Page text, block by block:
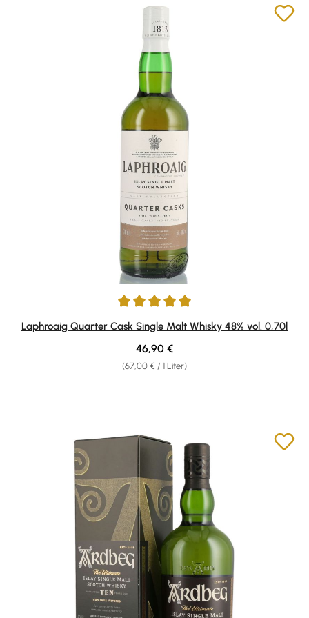
Durchschnittliche Bewertung von 4.9 von 5 Sternen
Laphroaig Quarter Cask Single Malt Whisky 48% vol. 0,70l
(67,00 € / 1 Liter)
Regulärer Preis:
46,90 €